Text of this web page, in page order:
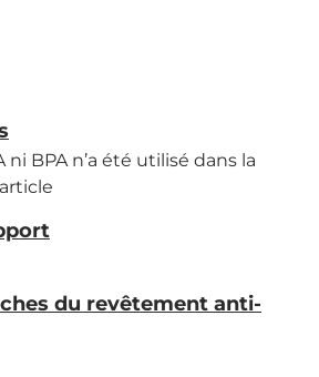
ni BPA n’a été utilisé dans la
du revêtement anti-